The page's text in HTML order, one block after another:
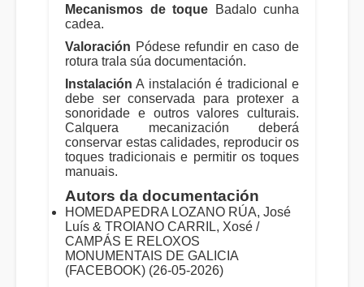
Mecanismos de toque Badalo cunha
cadea.
Valoración Pódese refundir en caso de
rotura trala súa documentación.
Instalación A instalación é tradicional e
debe ser conservada para protexer a
sonoridade e outros valores culturais.
Calquera mecanización deberá
conservar estas calidades, reproducir os
toques tradicionais e permitir os toques
manuais.
Autors da documentación
HOMEDAPEDRA LOZANO RÚA, José
Luís & TROIANO CARRIL, Xosé /
CAMPÁS E RELOXOS
MONUMENTAIS DE GALICIA
(FACEBOOK) (26-05-2026)